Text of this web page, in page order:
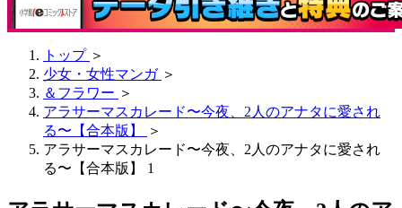
トップ ＞
少女・女性マンガ ＞
＆フラワー ＞
アラサーマスカレード〜今夜、2人のアナタに愛され
る〜【合本版】
＞
アラサーマスカレード〜今夜、2人のアナタに愛され
る〜【合本版】 1